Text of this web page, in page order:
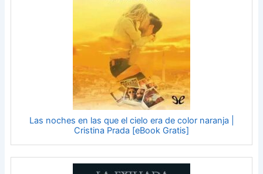
Las noches en las que el cielo era de color naranja |
Cristina Prada [eBook Gratis]